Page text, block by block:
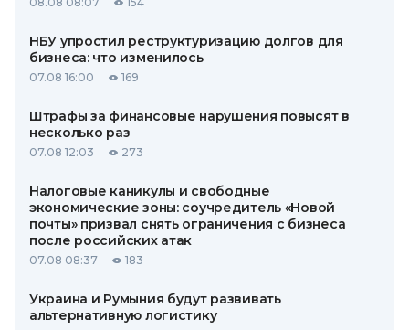
НБУ упростил реструктуризацию долгов для
бизнеса: что изменилось
07.08 16:00 169
Штрафы за финансовые нарушения повысят в
несколько раз
07.08 12:03 273
Налоговые каникулы и свободные
экономические зоны: соучредитель «Новой
почты» призвал снять ограничения с бизнеса
после российских атак
07.08 08:37 183
Украина и Румыния будут развивать
альтернативную логистику